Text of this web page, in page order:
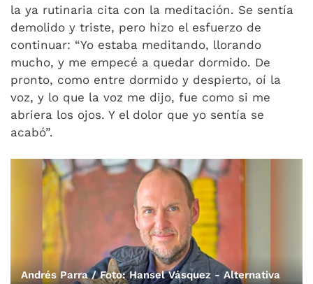
la ya rutinaria cita con la meditación. Se sentía
demolido y triste, pero hizo el esfuerzo de
continuar: “Yo estaba meditando, llorando
mucho, y me empecé a quedar dormido. De
pronto, como entre dormido y despierto, oí la
voz, y lo que la voz me dijo, fue como si me
abriera los ojos. Y el dolor que yo sentía se
acabó”.
Andrés Parra / Foto: Hansel Vásquez - Alternativa